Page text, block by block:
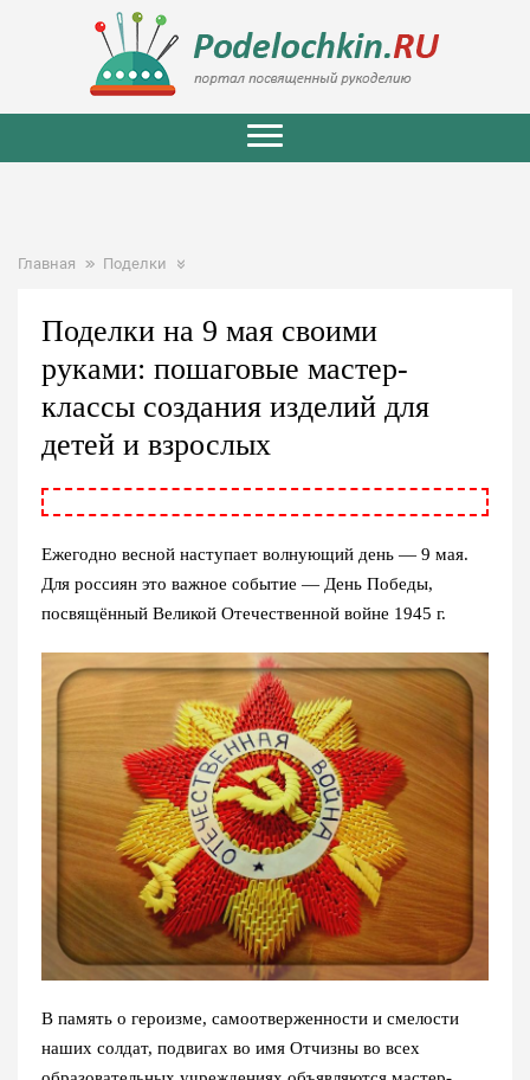
Главная Поделки
Поделки на 9 мая своими
руками: пошаговые мастер-
классы создания изделий для
детей и взрослых
Ежегодно весной наступает волнующий день — 9 мая.
Для россиян это важное событие — День Победы,
посвящённый Великой Отечественной войне 1945 г.
В память о героизме, самоотверженности и смелости
наших солдат, подвигах во имя Отчизны во всех